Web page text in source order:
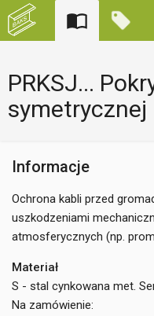
PRKSJ...
symetrycznej
Informacje
Ochrona kabli przed
uszkodzeniami
atmosferycznych (np.
Materiał
S - stal cynkowana met.
Na zamówienie: